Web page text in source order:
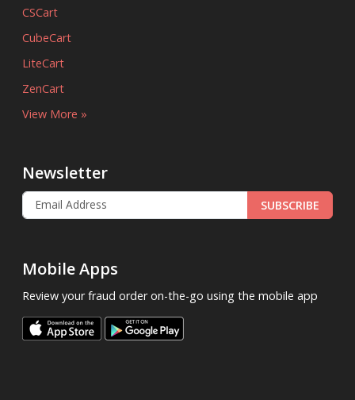
CSCart
CubeCart
LiteCart
ZenCart
View More »
Newsletter
SUBSCRIBE
Mobile Apps
Review your fraud order on-the-go using the mobile app